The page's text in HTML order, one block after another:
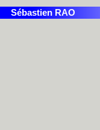
Sébastien RAO